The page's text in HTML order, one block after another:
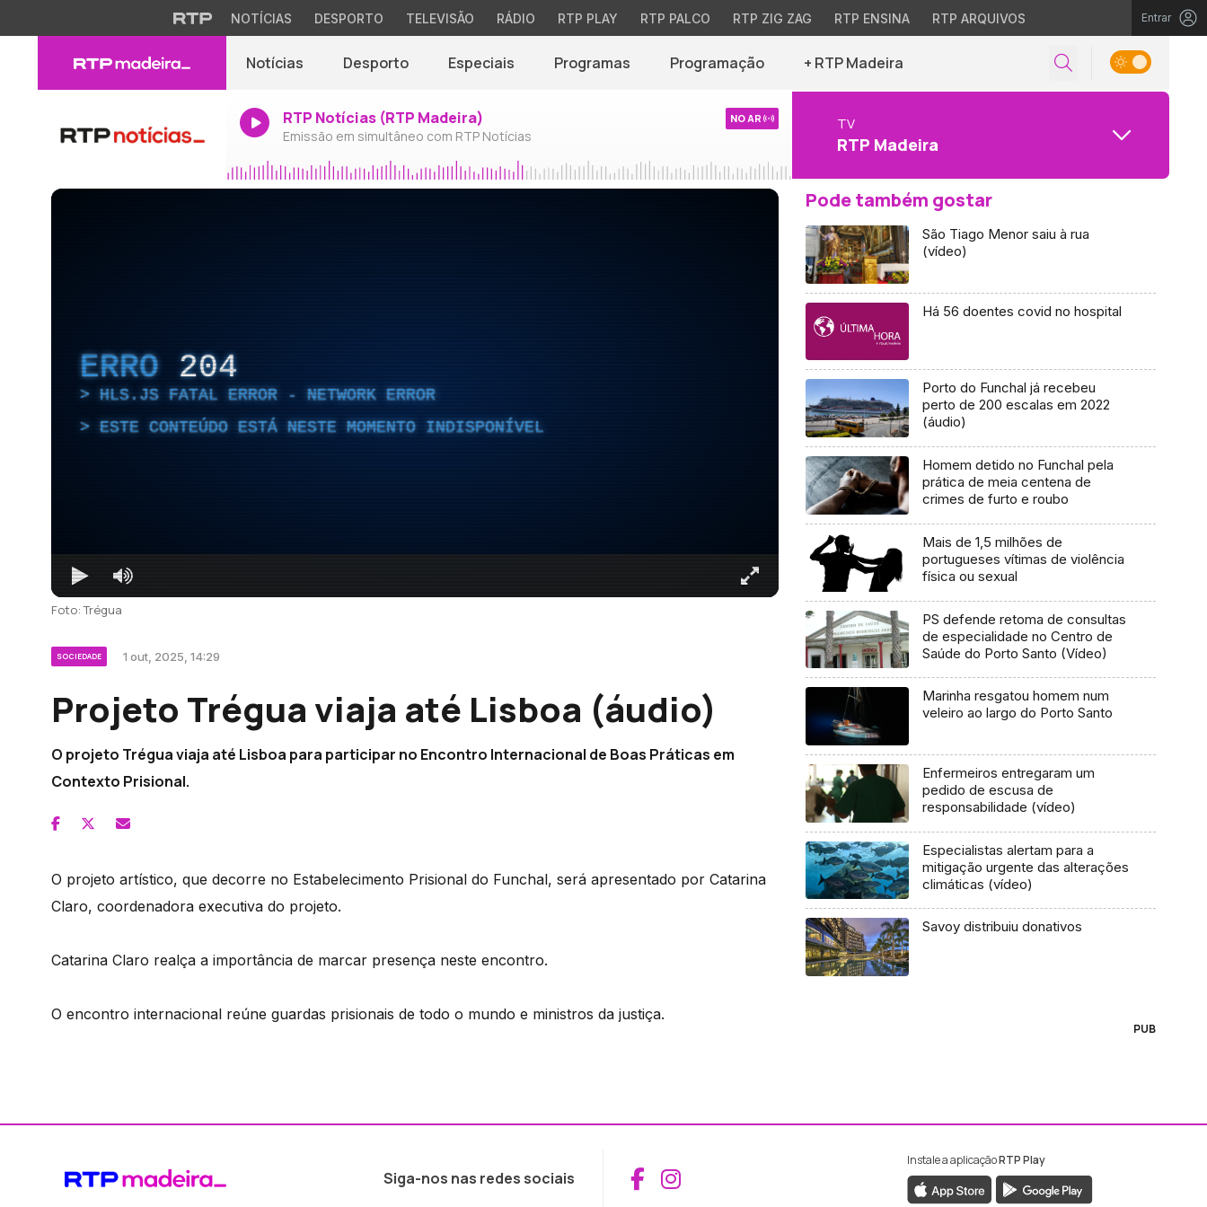
NOTÍCIAS DESPORTO TELEVISÃO RÁDIO RTP PLAY RTP PALCO RTP ZIG ZAG RTP ENSINA RTP ARQUIVOS Entrar
Notícias Desporto Especiais Programas Programação + RTP Madeira
RTP Notícias (RTP Madeira)
Emissão em simultâneo com RTP Notícias
NO AR TV
RTP Madeira
ERRO 204
HLS.JS FATAL ERROR - NETWORK ERROR
ESTE CONTEÚDO ESTÁ NESTE MOMENTO INDISPONÍVEL
Foto: Trégua
SOCIEDADE 1 out, 2025, 14:29
Projeto Trégua viaja até Lisboa (áudio)
O projeto Trégua viaja até Lisboa para participar no Encontro Internacional de Boas Práticas em
Contexto Prisional.
O projeto artístico, que decorre no Estabelecimento Prisional do Funchal, será apresentado por Catarina
Claro, coordenadora executiva do projeto.
Catarina Claro realça a importância de marcar presença neste encontro.
O encontro internacional reúne guardas prisionais de todo o mundo e ministros da justiça.
Pode também gostar
São Tiago Menor saiu à rua
(vídeo)
Há 56 doentes covid no hospital
Porto do Funchal já recebeu
perto de 200 escalas em 2022
(áudio)
Homem detido no Funchal pela
prática de meia centena de
crimes de furto e roubo
Mais de 1,5 milhões de
portugueses vítimas de violência
física ou sexual
PS defende retoma de consultas
de especialidade no Centro de
Saúde do Porto Santo (Vídeo)
Marinha resgatou homem num
veleiro ao largo do Porto Santo
Enfermeiros entregaram um
pedido de escusa de
responsabilidade (vídeo)
Especialistas alertam para a
mitigação urgente das alterações
climáticas (vídeo)
Savoy distribuiu donativos
PUB
Siga-nos nas redes sociais Aceder ao Facebook da RTP Madeira
Aceder ao Instagram da RTP Madeira
Instale a aplicaçãoRTP Play